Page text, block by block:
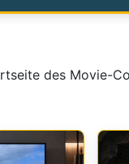
des Movie-